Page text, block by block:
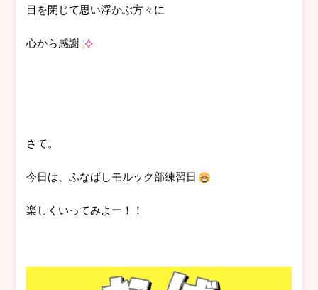
目を閉じて思い浮かぶ方々に
心から感謝
さて。
今日は、ふなばしモルック部練習日
楽しくいってみよー！！